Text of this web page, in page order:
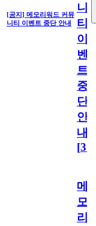
[공지] 메모리워드 커뮤
니티 이벤트 중단 안내
니
티
이
벤
트
중
단
안
내
[31
메
모
리